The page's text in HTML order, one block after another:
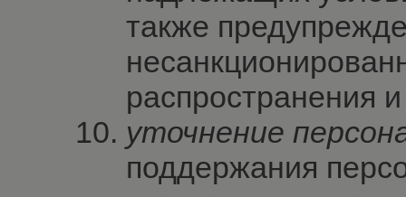
также
распространения
уточнение
поддержания